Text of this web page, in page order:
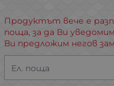
Продуктът вече е
поща, за да Ви
Ви предложим негов
Ел. поща